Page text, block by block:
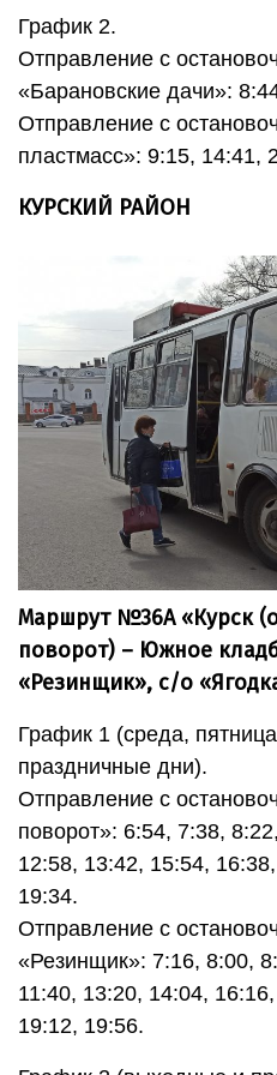
График 2.
Отправление с
«Барановские дачи»:
Отправление с
пластмасс»: 9:15, 14:41,
КУРСКИЙ РАЙОН
Маршрут №36А «Курск
поворот) – Южное
«Резинщик», с/о
График 1 (среда,
праздничные дни).
Отправление с
поворот»: 6:54, 7:38,
12:58, 13:42, 15:54,
19:34.
Отправление с
«Резинщик»: 7:16, 8:00,
11:40, 13:20, 14:04,
19:12, 19:56.